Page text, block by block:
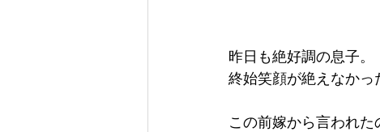
昨日も絶好調の息子。
終始笑顔が絶えなかっ
この前嫁から言われ